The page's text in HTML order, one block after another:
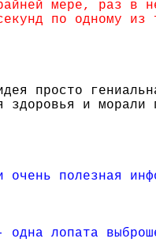
мере, раз в
по одному из
просто
здоровья и
полезная
лопата